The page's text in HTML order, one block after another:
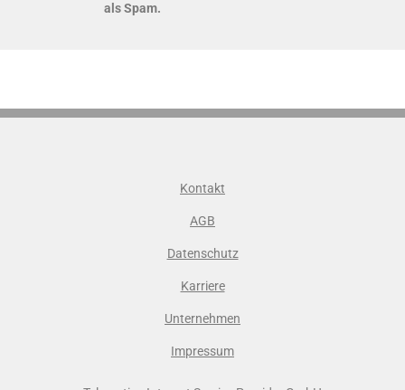
als Spam.
Kontakt
AGB
Datenschutz
Karriere
Unternehmen
Impressum